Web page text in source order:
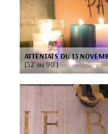
ATTENTATS DU 13
[52’ ou 90’]